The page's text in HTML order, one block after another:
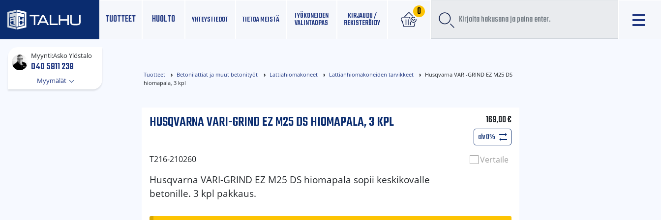
TUOTTEET HUOLTO
0
YHTEYS­TIEDOT TIETOA MEISTÄ TYÖKONEIDEN
VALINTAOPAS
KIRJAUDU /
REKISTERÖIDY
Myynti:Asko Ylöstalo
040 5811 238
Myymälät
Tuotteet Betonilattiat ja muut betonityöt Lattiahiomakoneet Lattianhiomakoneiden tarvikkeet
Husqvarna VARI-GRIND EZ M25 DS
hiomapala, 3 kpl
HUSQVARNA VARI-GRIND EZ M25 DS HIOMAPALA, 3 KPL 169,00€
alv 0%
T216-210260 Vertaile
Husqvarna VARI-GRIND EZ M25 DS hiomapala sopii keskikovalle
betonille. 3 kpl pakkaus.